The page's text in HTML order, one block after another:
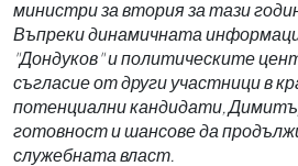
министри за втория за тази
Въпреки динамичната
"Дондуков" и политическите
съгласие от други участници в
потенциални кандидати,
готовност и шансове да
служебната власт.